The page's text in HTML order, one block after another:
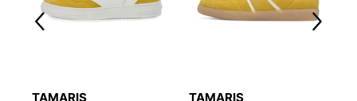
TAMARIS
TAMARIS